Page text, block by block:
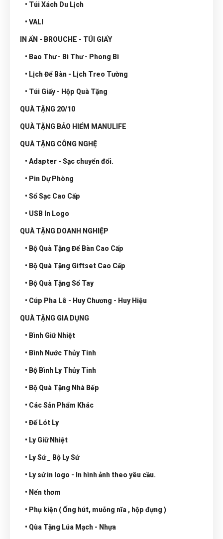
• Túi Xách Du Lịch
• VALI
IN ẤN - BROUCHE - TÚI GIẤY
• Bao Thư - Bì Thư - Phong Bì
• Lịch Để Bàn - Lịch Treo Tường
• Túi Giấy - Hộp Quà Tặng
QUÀ TẶNG 20/10
QUÀ TẶNG BẢO HIỂM MANULIFE
QUÀ TẶNG CÔNG NGHỆ
• Adapter - Sạc chuyển đổi.
• Pin Dự Phòng
• Sổ Sạc Cao Cấp
• USB In Logo
QUÀ TẶNG DOANH NGHIỆP
• Bộ Quà Tặng Để Bàn Cao Cấp
• Bộ Quà Tặng Giftset Cao Cấp
• Bộ Quà Tặng Sổ Tay
• Cúp Pha Lê - Huy Chương - Huy Hiệu
QUÀ TẶNG GIA DỤNG
• Bình Giữ Nhiệt
• Bình Nước Thủy Tinh
• Bộ Bình Ly Thủy Tinh
• Bộ Quà Tặng Nhà Bếp
• Các Sản Phẩm Khác
• Đế Lót Ly
• Ly Giữ Nhiệt
• Ly Sứ _ Bộ Ly Sứ
• Ly sứ in logo - In hình ảnh theo yêu cầu.
• Nến thơm
• Phụ kiện ( Ống hút, muỗng nĩa , hộp đựng )
• Qùa Tặng Lúa Mạch - Nhựa